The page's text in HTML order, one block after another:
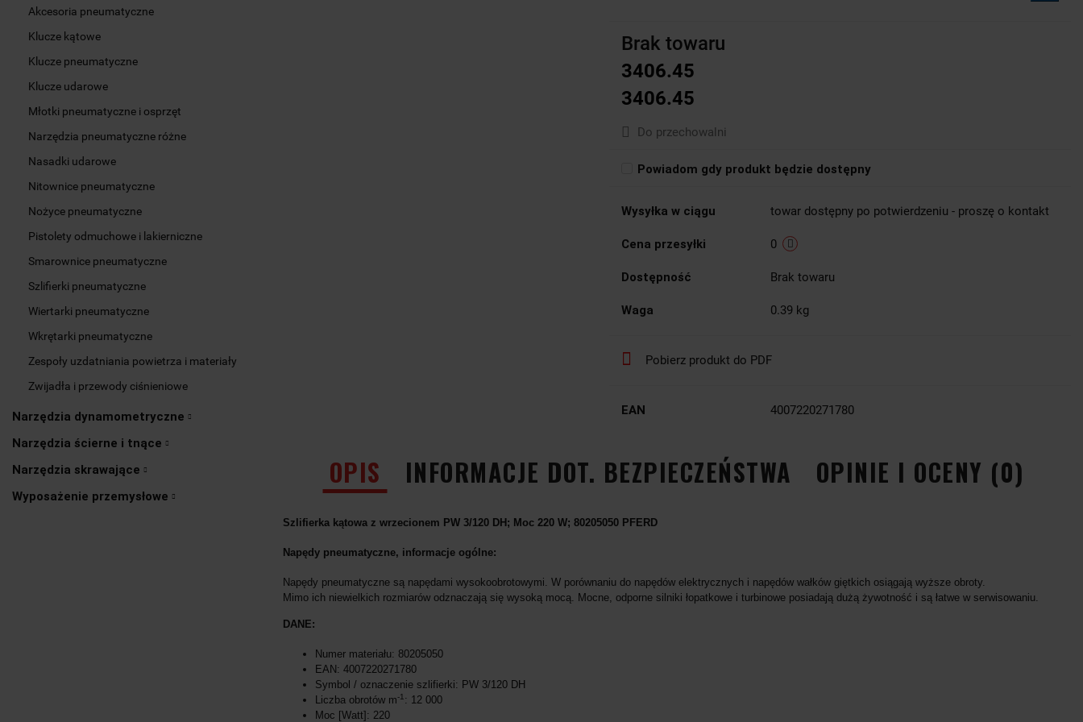
Akcesoria pneumatyczne
Klucze kątowe
Klucze pneumatyczne
Klucze udarowe
Młotki pneumatyczne i osprzęt
Narzędzia pneumatyczne różne
Nasadki udarowe
Nitownice pneumatyczne
Nożyce pneumatyczne
Pistolety odmuchowe i lakierniczne
Smarownice pneumatyczne
Szlifierki pneumatyczne
Wiertarki pneumatyczne
Wkrętarki pneumatyczne
Zespoły uzdatniania powietrza i materiały
Zwijadła i przewody ciśnieniowe
Narzędzia dynamometryczne
Narzędzia ścierne i tnące
Narzędzia skrawające
Wyposażenie przemysłowe
Brak towaru
3406.45
3406.45
Do przechowalni
Powiadom gdy produkt będzie dostępny
Wysyłka w ciągu towar dostępny po potwierdzeniu - proszę o kontakt
Cena przesyłki 0
Dostępność Brak towaru
Waga 0.39 kg
Pobierz produkt do PDF
EAN 4007220271780
OPIS INFORMACJE DOT. BEZPIECZEŃSTWA OPINIE I OCENY (0)
Szlifierka kątowa z wrzecionem PW 3/120 DH; Moc 220 W; 80205050 PFERD
Napędy pneumatyczne, informacje ogólne:
Napędy pneumatyczne są napędami wysokoobrotowymi. W porównaniu do napędów elektrycznych i napędów wałków giętkich osiągają wyższe obroty.
Mimo ich niewielkich rozmiarów odznaczają się wysoką mocą. Mocne, odporne silniki łopatkowe i turbinowe posiadają dużą żywotność i są łatwe w serwisowaniu.
DANE:
Numer materiału: 80205050
EAN: 4007220271780
Symbol / oznaczenie szlifierki: PW 3/120 DH
Liczba obrotów m-1 : 12 000
Moc [Watt]: 220